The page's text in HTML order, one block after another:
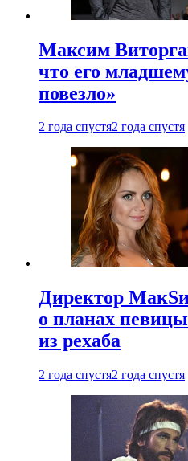
Максим
что его
повезло»
2 года спустя2 года спустя
Директор
о планах
из рехаба
2 года спустя2 года спустя